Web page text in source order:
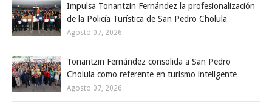
Impulsa Tonantzin Fernández la profesionalización
de la Policía Turística de San Pedro Cholula
Agosto 07, 2026
Tonantzin Fernández consolida a San Pedro
Cholula como referente en turismo inteligente
Agosto 07, 2026